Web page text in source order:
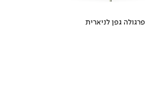
פרגולה גפן לניארית